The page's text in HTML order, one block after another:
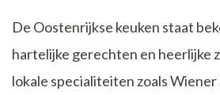
De Oostenrijkse keuken staat
hartelijke gerechten en heerlijke
lokale specialiteiten zoals Wiener